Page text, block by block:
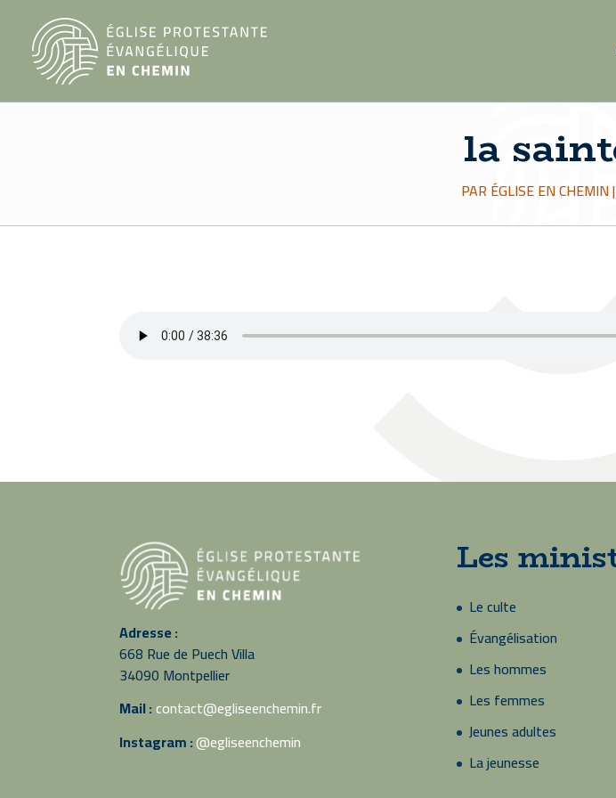
la
PAR ÉGLISE EN CHEMIN|
Adresse :
668 Rue de Puech Villa
34090 Montpellier
Mail :contact@egliseenchemin.fr
Instagram :@egliseenchemin
Les
Le culte
Évangélisation
Les hommes
Les femmes
Jeunes adultes
La jeunesse